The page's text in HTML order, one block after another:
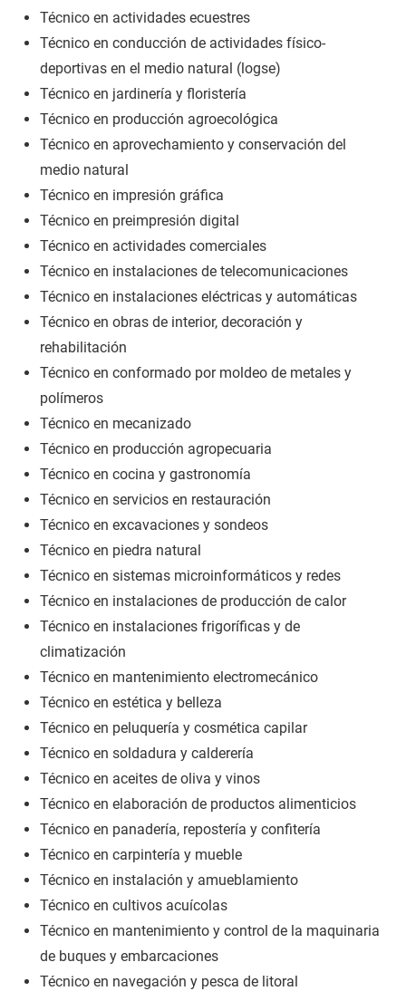
Técnico en actividades ecuestres
Técnico en conducción de actividades físico-
deportivas en el medio natural (logse)
Técnico en jardinería y floristería
Técnico en producción agroecológica
Técnico en aprovechamiento y conservación del
medio natural
Técnico en impresión gráfica
Técnico en preimpresión digital
Técnico en actividades comerciales
Técnico en instalaciones de telecomunicaciones
Técnico en instalaciones eléctricas y automáticas
Técnico en obras de interior, decoración y
rehabilitación
Técnico en conformado por moldeo de metales y
polímeros
Técnico en mecanizado
Técnico en producción agropecuaria
Técnico en cocina y gastronomía
Técnico en servicios en restauración
Técnico en excavaciones y sondeos
Técnico en piedra natural
Técnico en sistemas microinformáticos y redes
Técnico en instalaciones de producción de calor
Técnico en instalaciones frigoríficas y de
climatización
Técnico en mantenimiento electromecánico
Técnico en estética y belleza
Técnico en peluquería y cosmética capilar
Técnico en soldadura y calderería
Técnico en aceites de oliva y vinos
Técnico en elaboración de productos alimenticios
Técnico en panadería, repostería y confitería
Técnico en carpintería y mueble
Técnico en instalación y amueblamiento
Técnico en cultivos acuícolas
Técnico en mantenimiento y control de la maquinaria
de buques y embarcaciones
Técnico en navegación y pesca de litoral